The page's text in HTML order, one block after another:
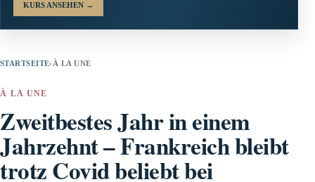
KURS ANSEHEN →
STARTSEITE› À LA UNE
À LA UNE
Zweitbestes Jahr in einem
Jahrzehnt – Frankreich bleibt
trotz Covid beliebt bei